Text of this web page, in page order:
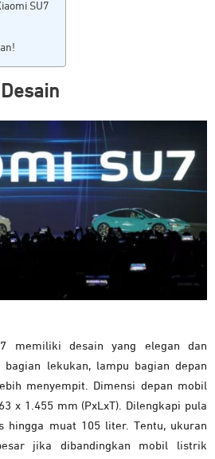
SU7
memiliki desain yang elegan dan
bagian lekukan, lampu bagian depan
menyempit. Dimensi depan mobil
x 1.455 mm (PxLxT). Dilengkapi pula
hingga muat 105 liter. Tentu, ukuran
jika dibandingkan mobil listrik